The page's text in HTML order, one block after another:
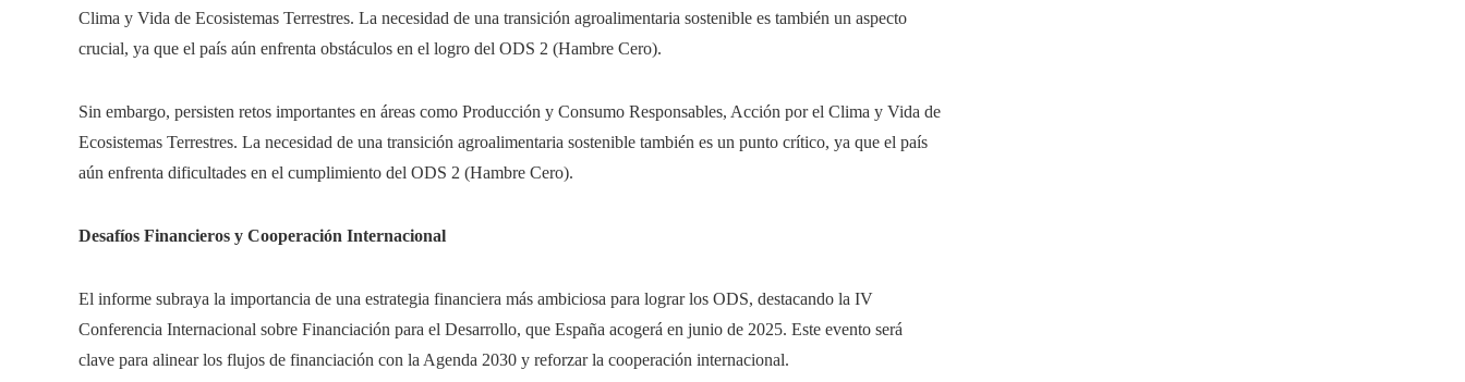
Clima y Vida de Ecosistemas Terrestres. La necesidad de una transición agroalimentaria sostenible es también un aspecto
crucial, ya que el país aún enfrenta obstáculos en el logro del ODS 2 (Hambre Cero).
Sin embargo, persisten retos importantes en áreas como Producción y Consumo Responsables, Acción por el Clima y Vida de
Ecosistemas Terrestres. La necesidad de una transición agroalimentaria sostenible también es un punto crítico, ya que el país
aún enfrenta dificultades en el cumplimiento del ODS 2 (Hambre Cero).
Desafíos Financieros y Cooperación Internacional
El informe subraya la importancia de una estrategia financiera más ambiciosa para lograr los ODS, destacando la IV
Conferencia Internacional sobre Financiación para el Desarrollo, que España acogerá en junio de 2025. Este evento será
clave para alinear los flujos de financiación con la Agenda 2030 y reforzar la cooperación internacional.